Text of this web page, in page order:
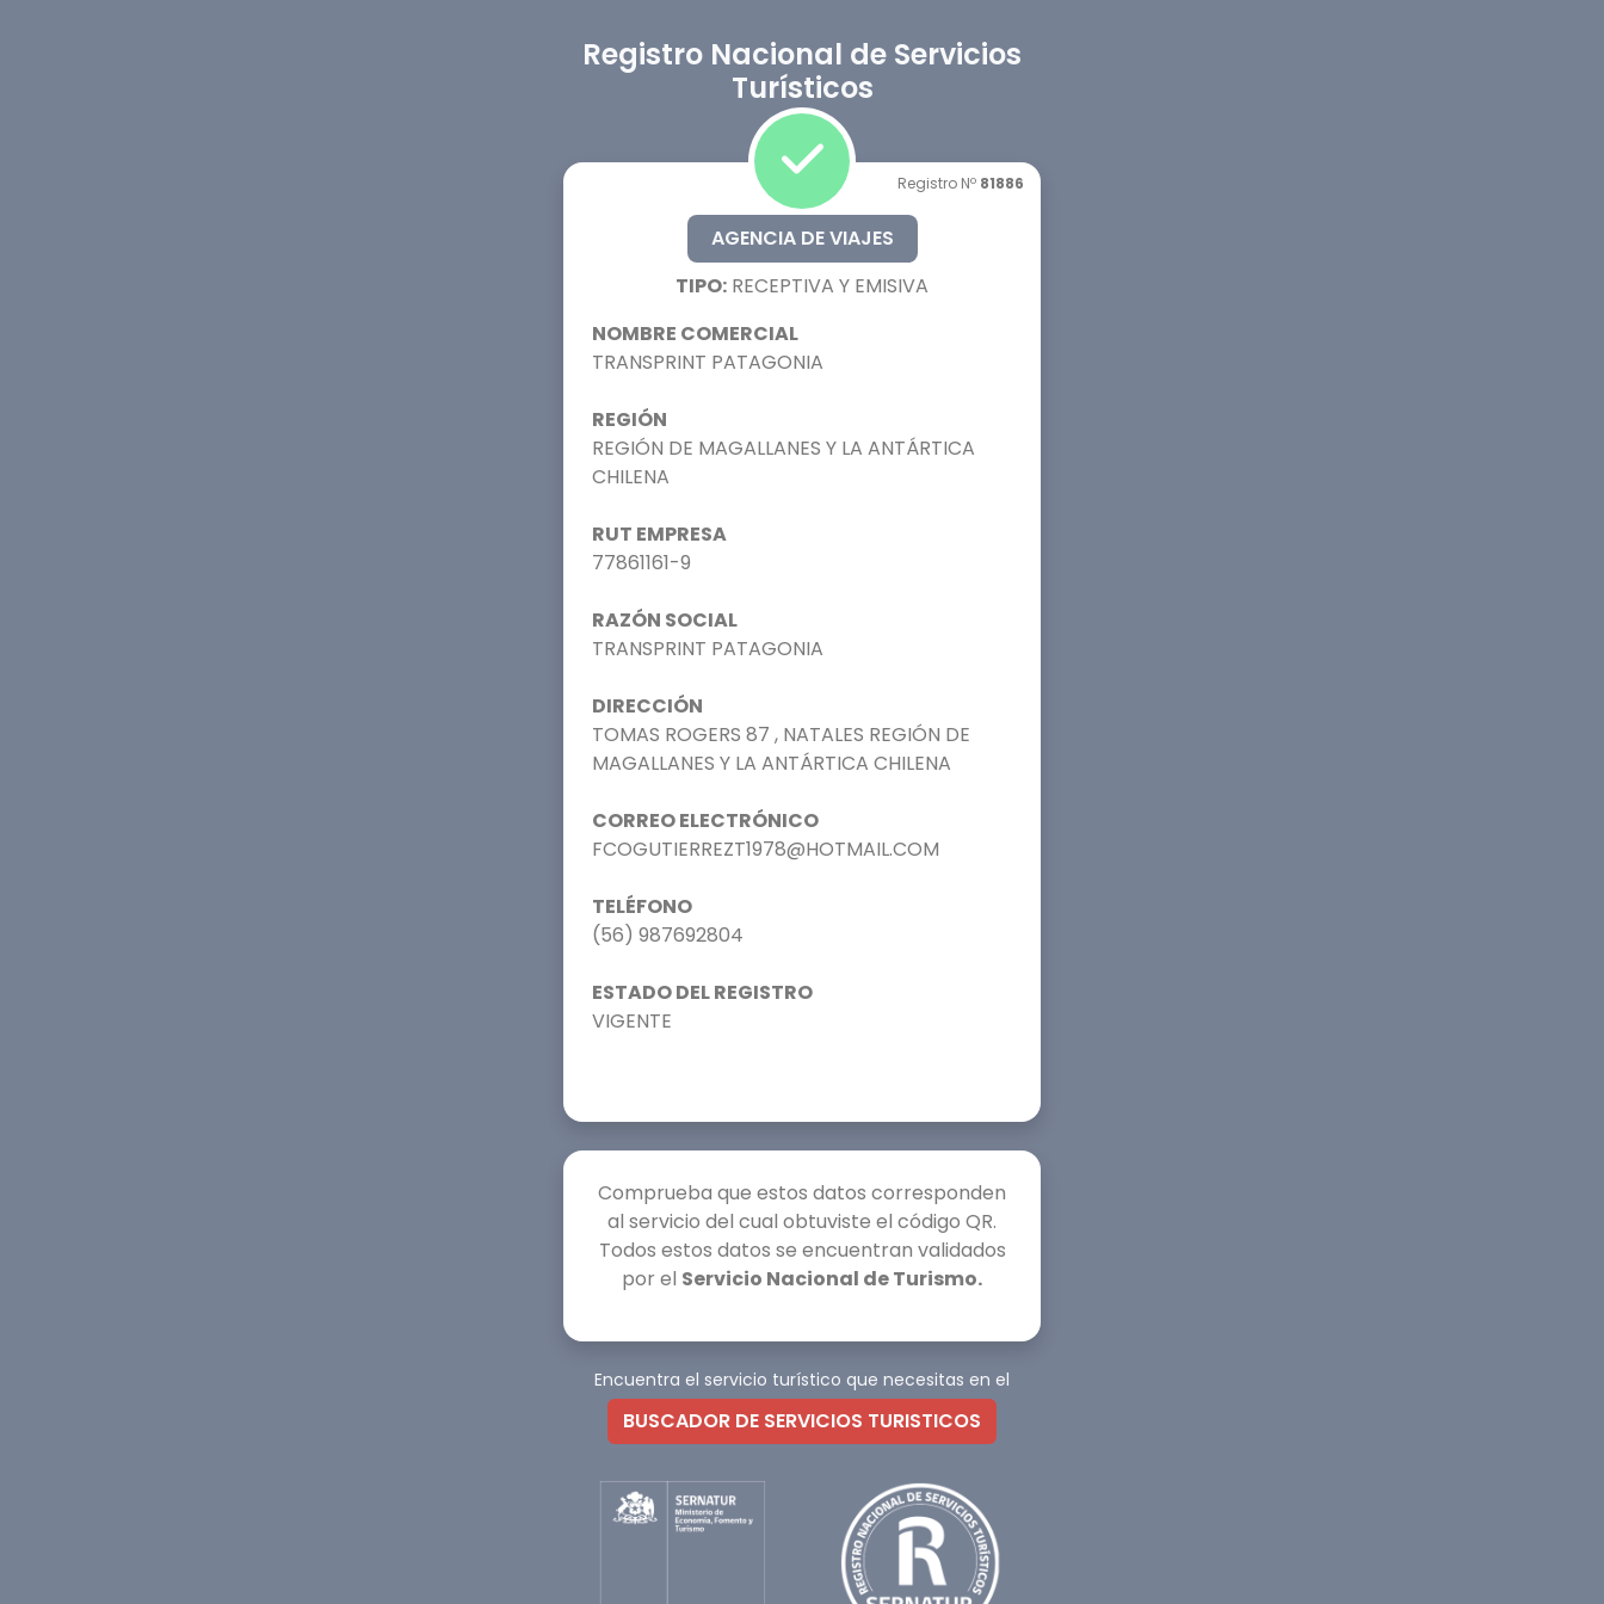
Registro Nacional de Servicios
Turísticos
Registro Nº 81886
AGENCIA DE VIAJES
TIPO: RECEPTIVA Y EMISIVA
NOMBRE COMERCIAL
TRANSPRINT PATAGONIA
REGIÓN
REGIÓN DE MAGALLANES Y LA ANTÁRTICA
CHILENA
RUT EMPRESA
77861161-9
RAZÓN SOCIAL
TRANSPRINT PATAGONIA
DIRECCIÓN
TOMAS ROGERS 87 , NATALES REGIÓN DE
MAGALLANES Y LA ANTÁRTICA CHILENA
CORREO ELECTRÓNICO
FCOGUTIERREZT1978@HOTMAIL.COM
TELÉFONO
(56) 987692804
ESTADO DEL REGISTRO
VIGENTE
Comprueba que estos datos corresponden
al servicio del cual obtuviste el código QR.
Todos estos datos se encuentran validados
por el Servicio Nacional de Turismo.
Encuentra el servicio turístico que necesitas en el
BUSCADOR DE SERVICIOS TURISTICOS